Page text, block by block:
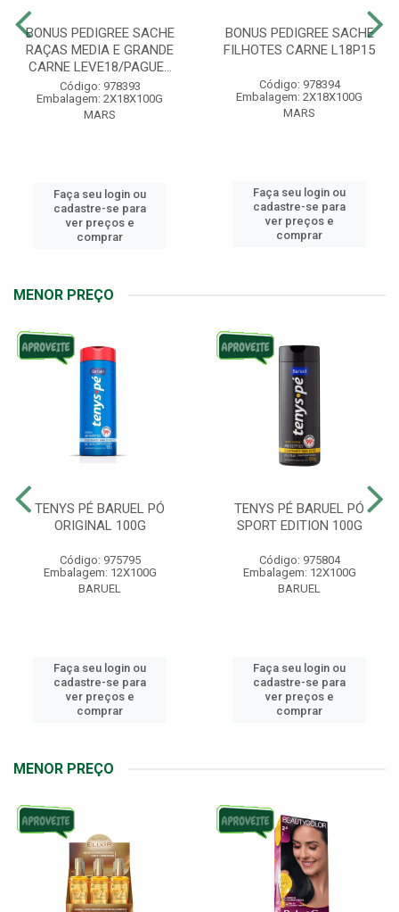
BONUS PEDIGREE SACHE
RAÇAS MEDIA E GRANDE
CARNE LEVE18/PAGUE...
Código: 978393
Embalagem: 2X18X100G
MARS
Faça seu login ou
cadastre-se para
ver preços e
comprar
BONUS PEDIGREE SACHE
FILHOTES CARNE L18P15
Código: 978394
Embalagem: 2X18X100G
MARS
Faça seu login ou
cadastre-se para
ver preços e
comprar
MENOR PREÇO
TENYS PÉ BARUEL PÓ
ORIGINAL 100G
Código: 975795
Embalagem: 12X100G
BARUEL
Faça seu login ou
cadastre-se para
ver preços e
comprar
TENYS PÉ BARUEL PÓ
SPORT EDITION 100G
Código: 975804
Embalagem: 12X100G
BARUEL
Faça seu login ou
cadastre-se para
ver preços e
comprar
MENOR PREÇO